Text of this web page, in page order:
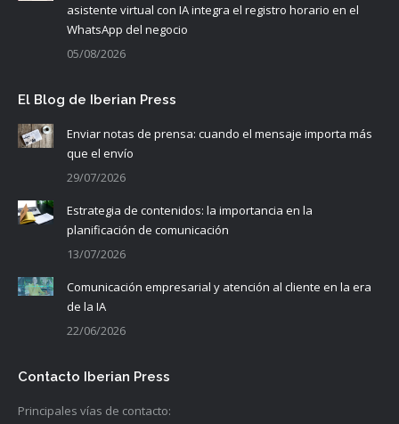
asistente virtual con IA integra el registro horario en el
WhatsApp del negocio
05/08/2026
El Blog de Iberian Press
Enviar notas de prensa: cuando el mensaje importa más
que el envío
29/07/2026
Estrategia de contenidos: la importancia en la
planificación de comunicación
13/07/2026
Comunicación empresarial y atención al cliente en la era
de la IA
22/06/2026
Contacto Iberian Press
Principales vías de contacto: